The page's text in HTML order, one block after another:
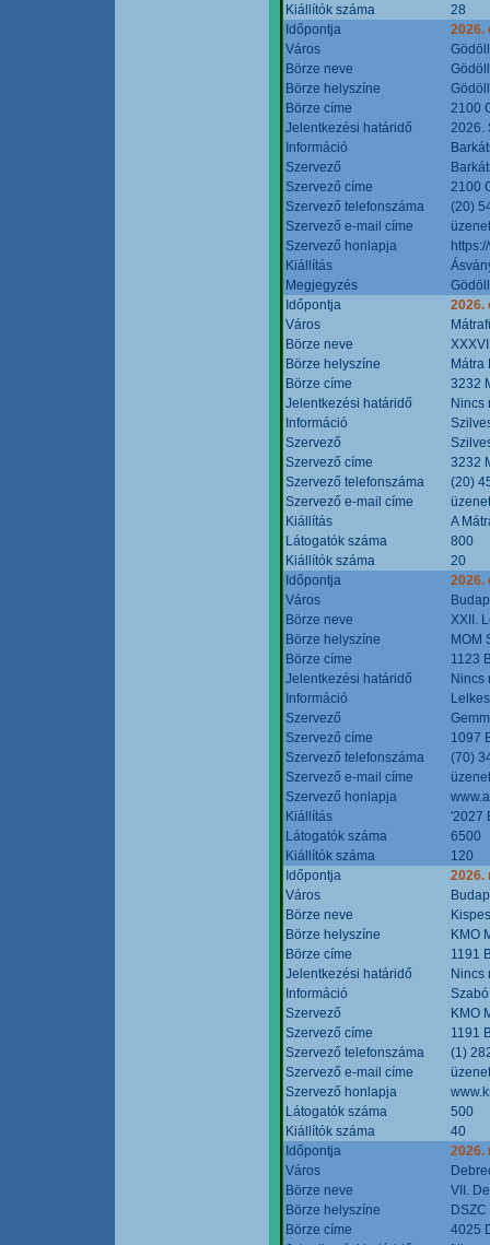
Kiállítók száma
28
Időpontja
2026.
Város
Börze neve
Börze helyszíne
Börze címe
2100
Jelentkezési határidő
2026.
Információ
Szervező
Szervező címe
2100
Szervező telefonszáma
(20)
Szervező e-mail címe
Szervező honlapja
Kiállítás
Megjegyzés
Időpontja
2026.
Város
Börze neve
Börze helyszíne
Mátra
Börze címe
3232
Jelentkezési határidő
Nincs
Információ
Szervező
Szervező címe
3232
Szervező telefonszáma
(20)
Szervező e-mail címe
Kiállítás
A
Látogatók száma
800
Kiállítók száma
20
Időpontja
2026.
Város
Börze neve
XXII.
Börze helyszíne
MOM
Börze címe
1123
Jelentkezési határidő
Nincs
Információ
Szervező
Szervező címe
1097
Szervező telefonszáma
(70)
Szervező e-mail címe
Szervező honlapja
Kiállítás
'2027
Látogatók száma
6500
Kiállítók száma
120
Időpontja
2026.
Város
Börze neve
Börze helyszíne
KMO
Börze címe
1191
Jelentkezési határidő
Nincs
Információ
Szervező
KMO
Szervező címe
1191
Szervező telefonszáma
(1)
Szervező e-mail címe
Szervező honlapja
Látogatók száma
500
Kiállítók száma
40
Időpontja
2026.
Város
Börze neve
VII.
Börze helyszíne
Börze címe
4025